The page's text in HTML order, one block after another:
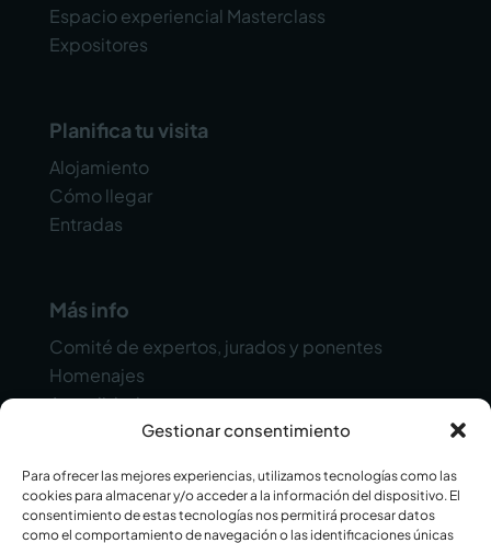
Gestionar consentimiento
Para ofrecer las mejores experiencias, utilizamos tecnologías como las
cookies para almacenar y/o acceder a la información del dispositivo. El
consentimiento de estas tecnologías nos permitirá procesar datos
como el comportamiento de navegación o las identificaciones únicas
Espacio experiencial Masterclass
Expositores
Planifica tu visita
Alojamiento
Cómo llegar
Entradas
Más info
Comité de expertos, jurados y ponentes
Homenajes
Actualidad